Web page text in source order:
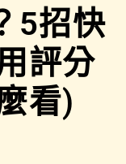
5招快
評分
看)